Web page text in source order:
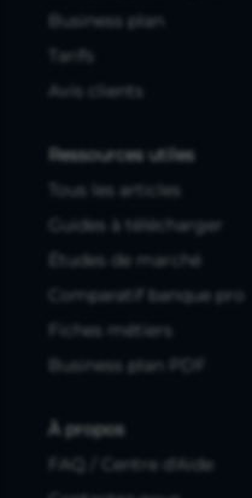
Business plan
Tarifs
Avis clients
Ressources utiles
Tous les articles
Guides à télécharger
Études de marché
Comparatif banque pro
Fiches métiers
Business plan PDF
À propos
FAQ / Centre d'Aide